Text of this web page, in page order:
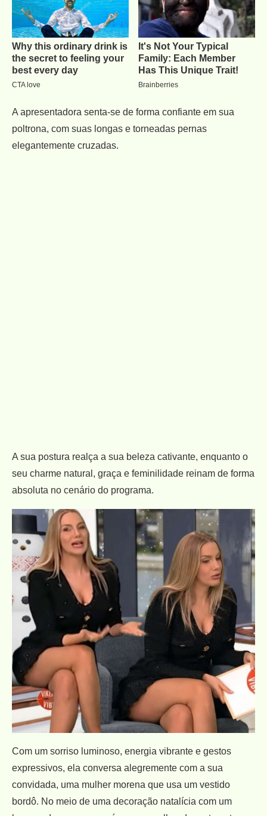
A apresentadora senta-se de forma confiante em sua
poltrona, com suas longas e torneadas pernas
elegantemente cruzadas.
A sua postura realça a sua beleza cativante, enquanto o
seu charme natural, graça e feminilidade reinam de forma
absoluta no cenário do programa.
Com um sorriso luminoso, energia vibrante e gestos
expressivos, ela conversa alegremente com a sua
convidada, uma mulher morena que usa um vestido
bordô. No meio de uma decoração natalícia com um